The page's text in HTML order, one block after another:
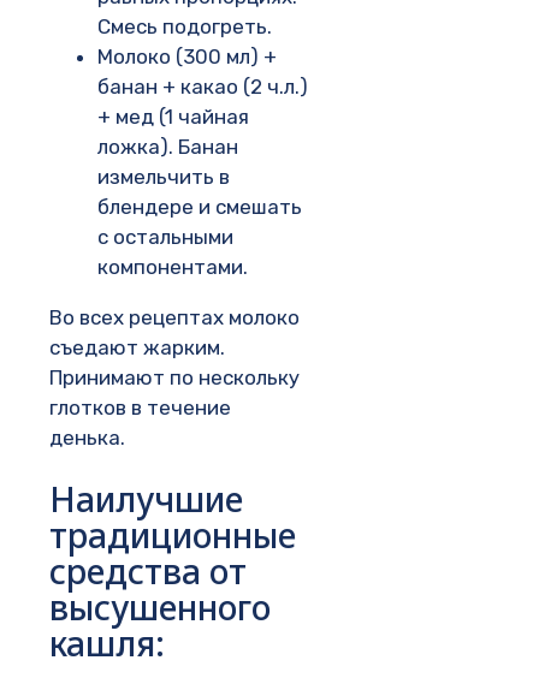
Смесь подогреть.
Молоко (300 мл) +
банан + какао (2 ч.л.)
+ мед (1 чайная
ложка). Банан
измельчить в
блендере и смешать
с остальными
компонентами.
Во всех рецептах молоко
съедают жарким.
Принимают по нескольку
глотков в течение
денька.
Наилучшие
традиционные
средства от
высушенного
кашля: